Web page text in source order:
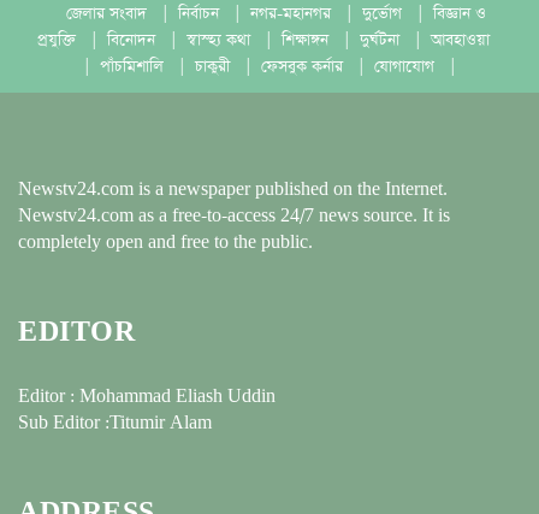
জেলার সংবাদ নির্বাচন নগর-মহানগর দুর্ভোগ
বিজ্ঞান ও
প্রযুক্তি
বিনোদন স্বাস্হ্য কথা শিক্ষাঙ্গন দুর্ঘটনা
আবহাওয়া
পাঁচমিশালি চাকুরী ফেসবুক কর্নার যোগাযোগ
Newstv24.com is a newspaper published on the Internet.
Newstv24.com as a free-to-access 24/7 news source. It is
completely open and free to the public.
EDITOR
Editor : Mohammad Eliash Uddin
Sub Editor :Titumir Alam